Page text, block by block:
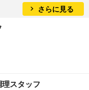
さらに見る
スタッフ